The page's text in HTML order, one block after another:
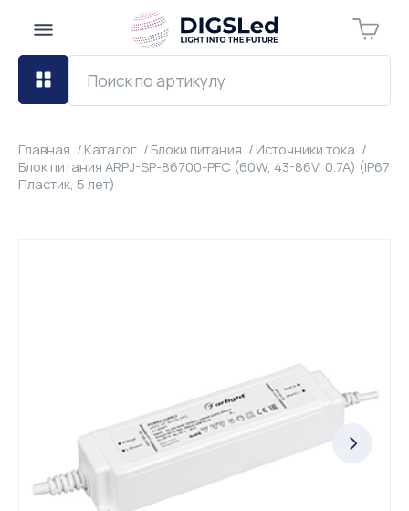
Главная Каталог Блоки питания
Источники тока
Блок питания ARPJ-SP-86700-PFC (60W, 43-86V, 0.7A) (IP67
Пластик, 5 лет)